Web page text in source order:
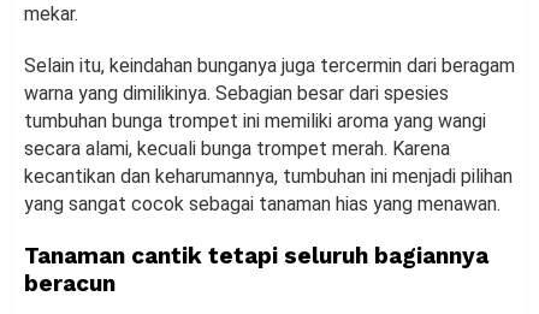
mekar.
Selain itu, keindahan bunganya juga tercermin dari beragam
warna yang dimilikinya. Sebagian besar dari spesies
tumbuhan bunga trompet ini memiliki aroma yang wangi
secara alami, kecuali bunga trompet merah. Karena
kecantikan dan keharumannya, tumbuhan ini menjadi pilihan
yang sangat cocok sebagai tanaman hias yang menawan.
Tanaman cantik tetapi seluruh bagiannya
beracun